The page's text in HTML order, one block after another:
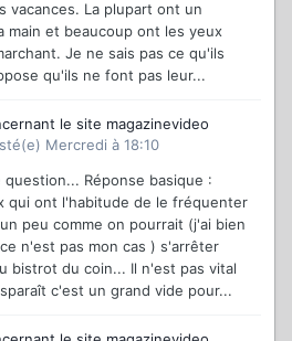
vacances. La plupart ont un
main et beaucoup ont les yeux
Je ne sais pas ce qu'ils
qu'ils ne font pas leur...
le site magazinevideo
Mercredi à 18:10
Réponse basique :
qui ont l'habitude de le fréquenter
peu comme on pourrait (j'ai bien
n'est pas mon cas ) s'arrêter
bistrot du coin... Il n'est pas vital
c'est un grand vide pour...